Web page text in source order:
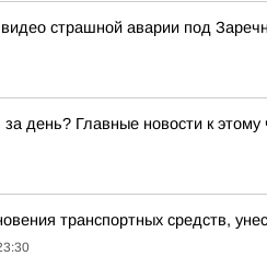
страшной аварии под
день? Главные новости к этому
транспортных средств,